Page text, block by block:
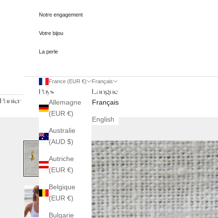
Notre engagement
Votre bijou
La perle
France (EUR €)
Pays
Allemagne
(EUR €)
Australie
(AUD $)
Autriche
(EUR €)
Belgique
(EUR €)
Bulgarie
Français
Langue
Français
English
Panier